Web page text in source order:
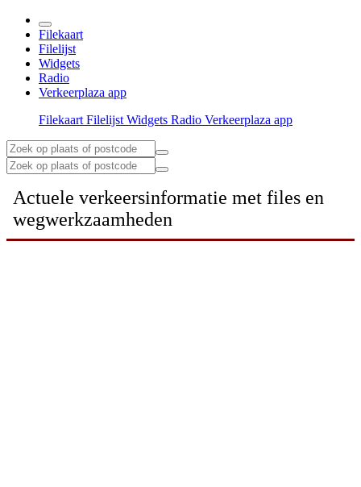
Filekaart
Filelijst
Widgets
Radio
Verkeerplaza app
Filekaart Filelijst Widgets Radio Verkeerplaza app
Actuele verkeersinformatie met files en
wegwerkzaamheden